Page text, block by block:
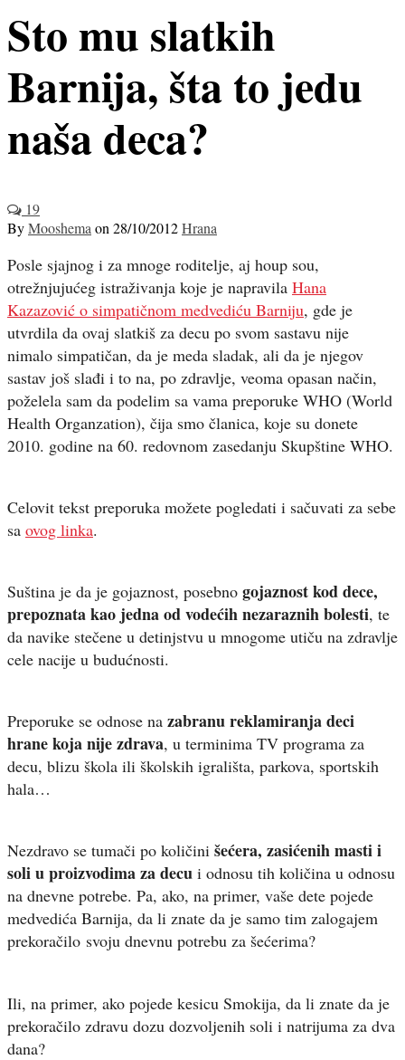
Sto mu slatkih
Barnija, šta to jedu
naša deca?
19
ByMooshema on 28/10/2012Hrana
Posle sjajnog i za mnoge roditelje, aj houp sou,
otrežnjujućeg istraživanja koje je napravila Hana
Kazazović o simpatičnom medvediću Barniju, gde je
utvrdila da ovaj slatkiš za decu po svom sastavu nije
nimalo simpatičan, da je meda sladak, ali da je njegov
sastav još slađi i to na, po zdravlje, veoma opasan način,
poželela sam da podelim sa vama preporuke WHO (World
Health Organzation), čija smo članica, koje su donete
2010. godine na 60. redovnom zasedanju Skupštine WHO.
Celovit tekst preporuka možete pogledati i sačuvati za sebe
sa ovog linka.
Suština je da je gojaznost, posebno gojaznost kod dece,
prepoznata kao jedna od vodećih nezaraznih bolesti, te
da navike stečene u detinjstvu u mnogome utiču na zdravlje
cele nacije u budućnosti.
Preporuke se odnose na zabranu reklamiranja deci
hrane koja nije zdrava, u terminima TV programa za
decu, blizu škola ili školskih igrališta, parkova, sportskih
hala…
Nezdravo se tumači po količini šećera, zasićenih masti i
soli u proizvodima za decu i odnosu tih količina u odnosu
na dnevne potrebe. Pa, ako, na primer, vaše dete pojede
medvedića Barnija, da li znate da je samo tim zalogajem
prekoračilo svoju dnevnu potrebu za šećerima?
Ili, na primer, ako pojede kesicu Smokija, da li znate da je
prekoračilo zdravu dozu dozvoljenih soli i natrijuma za dva
dana?